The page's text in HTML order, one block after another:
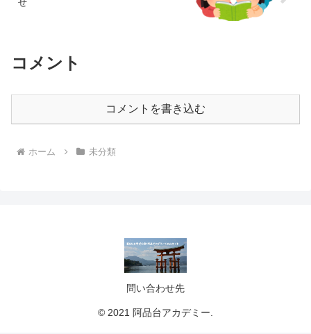
せ
コメント
コメントを書き込む
ホーム 未分類
問い合わせ先
© 2021 阿品台アカデミー.